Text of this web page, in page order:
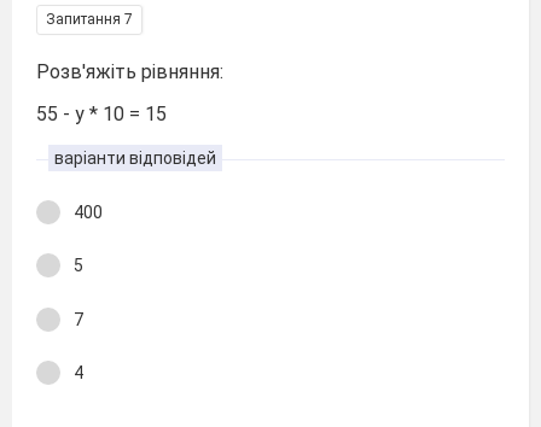
Запитання 7
Розв'яжіть рівняння:
55 - у * 10 = 15
варіанти відповідей
400
5
7
4